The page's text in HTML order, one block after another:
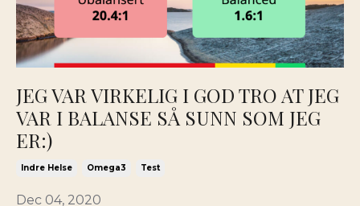
JEG VAR VIRKELIG I GOD TRO AT JEG
VAR I BALANSE SÅ SUNN SOM JEG
ER:)
Indre Helse Omega3 Test
Dec 04, 2020